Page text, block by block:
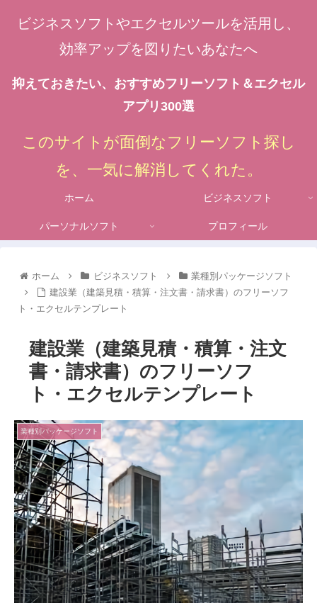
ビジネスソフトやエクセルツールを活用し、
効率アップを図りたいあなたへ
抑えておきたい、おすすめフリーソフト＆エクセル
アプリ300選
このサイトが面倒なフリーソフト探し
を、一気に解消してくれた。
ホーム ビジネスソフト
パーソナルソフト プロフィール
ホーム ビジネスソフト
業種別パッケージソフト
建設業（建築見積・積算・注文書・請求書）のフリーソフ
ト・エクセルテンプレート
建設業（建築見積・積算・注文
書・請求書）のフリーソフ
ト・エクセルテンプレート
業種別パッケージソフト